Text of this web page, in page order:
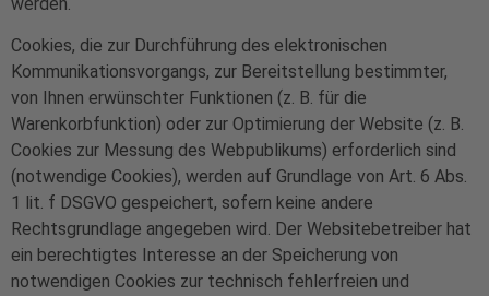
Cookies, die zur Durchführung des elektronischen
Kommunikationsvorgangs, zur Bereitstellung bestimmter,
von Ihnen erwünschter Funktionen (z. B. für die
Warenkorbfunktion) oder zur Optimierung der Website (z. B.
Cookies zur Messung des Webpublikums) erforderlich sind
(notwendige Cookies), werden auf Grundlage von Art. 6 Abs.
1 lit. f DSGVO gespeichert, sofern keine andere
Rechtsgrundlage angegeben wird. Der Websitebetreiber hat
ein berechtigtes Interesse an der Speicherung von
notwendigen Cookies zur technisch fehlerfreien und